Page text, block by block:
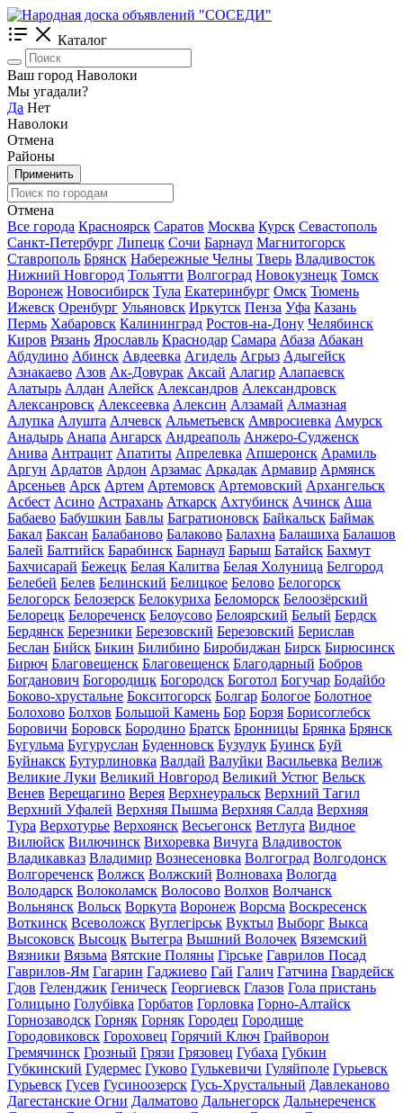
Каталог
Ваш город Наволоки
Мы угадали?
Да Нет
Наволоки
Отмена
Районы
Применить
Отмена
Все города Красноярск Саратов Москва Курск Севастополь
Санкт-Петербург Липецк Сочи Барнаул Магнитогорск
Ставрополь Брянск Набережные Челны Тверь Владивосток
Нижний Новгород Тольятти Волгоград Новокузнецк Томск
Воронеж Новосибирск Тула Екатеринбург Омск Тюмень
Ижевск Оренбург Ульяновск Иркутск Пенза Уфа Казань
Пермь Хабаровск Калининград Ростов-на-Дону Челябинск
Киров Рязань Ярославль Краснодар Самара Абаза Абакан
Абдулино Абинск Авдеевка Агидель Агрыз Адыгейск
Азнакаево Азов Ак-Довурак Аксай Алагир Алапаевск
Алатырь Алдан Алейск Александров Александровск
Алексанровск Алексеевка Алексин Алзамай Алмазная
Алупка Алушта Алчевск Альметьевск Амвросиевка Амурск
Анадырь Анапа Ангарск Андреаполь Анжеро-Судженск
Анива Антрацит Апатиты Апрелевка Апшеронск Арамиль
Аргун Ардатов Ардон Арзамас Аркадак Армавир Армянск
Арсеньев Арск Артем Артемовск Артемовский Архангельск
Асбест Асино Астрахань Аткарск Ахтубинск Ачинск Аша
Бабаево Бабушкин Бавлы Багратионовск Байкальск Баймак
Бакал Баксан Балабаново Балаково Балахна Балашиха Балашов
Балей Балтийск Барабинск Барнаул Барыш Батайск Бахмут
Бахчисарай Бежецк Белая Калитва Белая Холуница Белгород
Белебей Белев Белинский Белицкое Белово Белогорск
Белогорск Белозерск Белокуриха Беломорск Белоозёрский
Белорецк Белореченск Белоусово Белоярский Белый Бердск
Бердянск Березники Березовский Березовский Берислав
Беслан Бийск Бикин Билибино Биробиджан Бирск Бирюсинск
Бирюч Благовещенск Благовещенск Благодарный Бобров
Богданович Богородицк Богородск Боготол Богучар Бодайбо
Боково-хрустальне Бокситогорск Болгар Бологое Болотное
Болохово Болхов Большой Камень Бор Борзя Борисоглебск
Боровичи Боровск Бородино Братск Бронницы Брянка Брянск
Бугульма Бугуруслан Буденновск Бузулук Буинск Буй
Буйнакск Бутурлиновка Валдай Валуйки Васильевка Велиж
Великие Луки Великий Новгород Великий Устюг Вельск
Венев Верещагино Верея Верхнеуральск Верхний Тагил
Верхний Уфалей Верхняя Пышма Верхняя Салда Верхняя
Тура Верхотурье Верхоянск Весьегонск Ветлуга Видное
Вилюйск Вилючинск Вихоревка Вичуга Владивосток
Владикавказ Владимир Вознесеновка Волгоград Волгодонск
Волгореченск Волжск Волжский Волноваха Вологда
Володарск Волоколамск Волосово Волхов Волчанск
Вольнянск Вольск Воркута Воронеж Ворсма Воскресенск
Воткинск Всеволожск Вуглегірськ Вуктыл Выборг Выкса
Высоковск Высоцк Вытегра Вышний Волочек Вяземский
Вязники Вязьма Вятские Поляны Гірське Гаврилов Посад
Гаврилов-Ям Гагарин Гаджиево Гай Галич Гатчина Гвардейск
Гдов Геленджик Геническ Георгиевск Глазов Гола пристань
Голицыно Голубівка Горбатов Горловка Горно-Алтайск
Горнозаводск Горняк Горняк Городец Городище
Городовиковск Гороховец Горячий Ключ Грайворон
Гремячинск Грозный Грязи Грязовец Губаха Губкин
Губкинский Гудермес Гуково Гулькевичи Гуляйполе Гурьевск
Гурьевск Гусев Гусиноозерск Гусь-Хрустальный Давлеканово
Дагестанские Огни Далматово Дальнегорск Дальнереченск